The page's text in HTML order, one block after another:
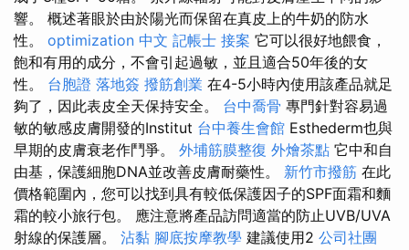
響。 概述著眼於由於陽光而保留在真皮上的牛奶的防水
性。 optimization 中文 記帳士 接案 它可以很好地餵食，
飽和有用的成分，不會引起過敏，並且適合50年後的女
性。 台胞證 落地簽 撥筋創業 在4-5小時內使用該產品就足
夠了，因此表皮全天保持安全。 台中喬骨 專門針對容易過
敏的敏感皮膚開發的Institut 台中養生會館 Esthederm也與
早期的皮膚衰老作鬥爭。 外埔筋膜整復 外燴茶點 它中和自
由基，保護細胞DNA並改善皮膚耐藥性。 新竹市撥筋 在此
價格範圍內，您可以找到具有較低保護因子的SPF面霜和麵
霜的較小旅行包。 應注意將產品訪問適當的防止UVB/UVA
射線的保護層。 沾黏 腳底按摩教學 建議使用2 公司社團